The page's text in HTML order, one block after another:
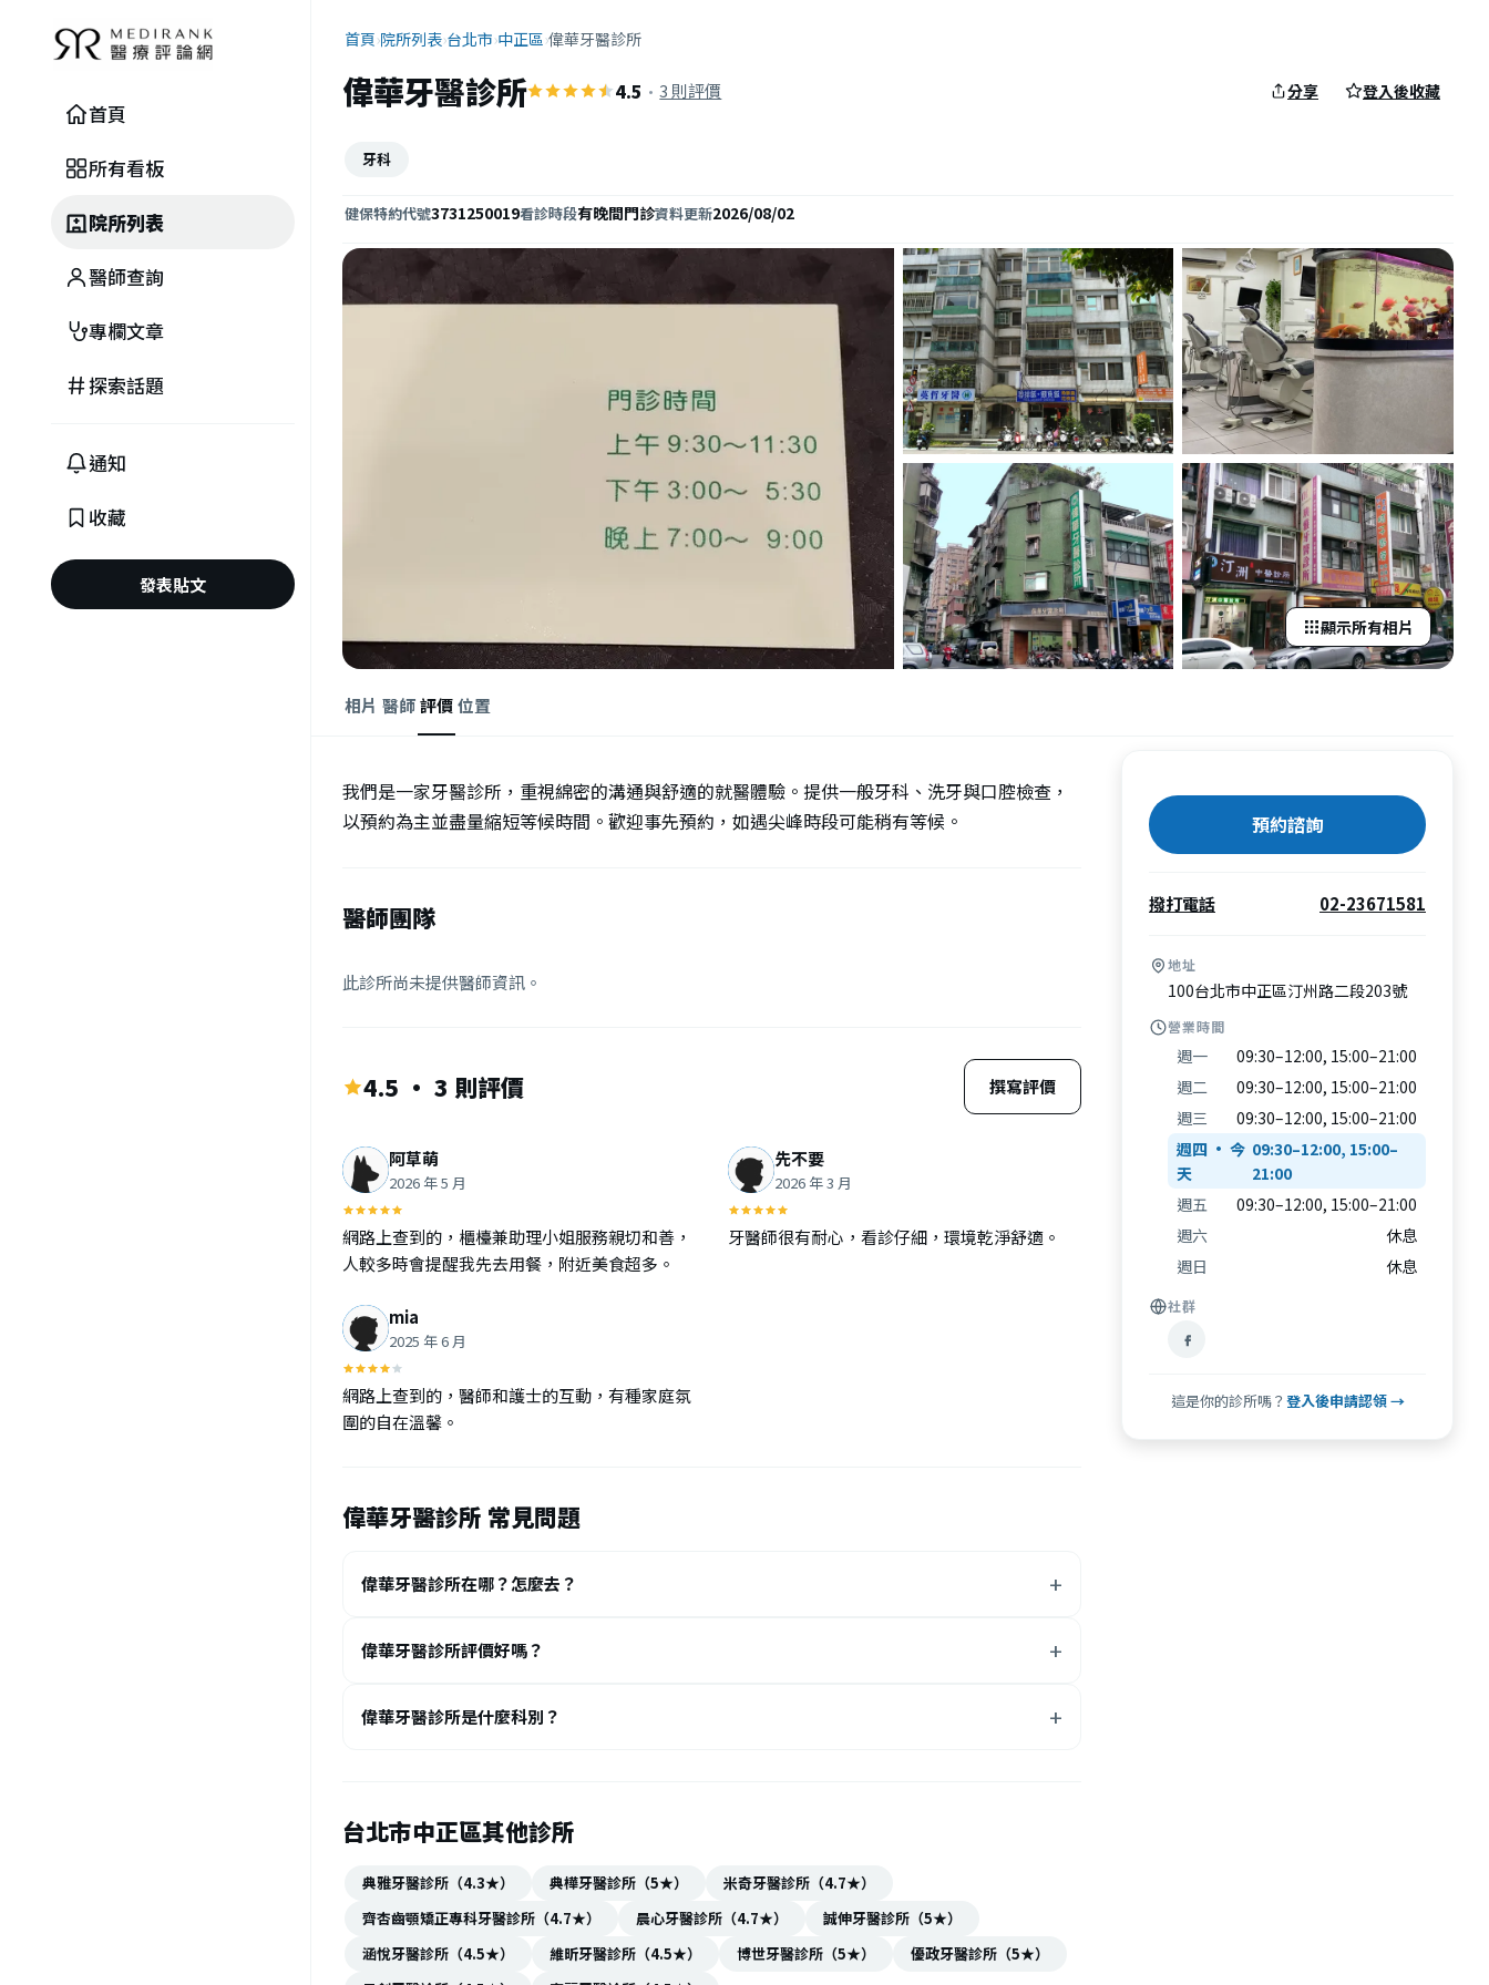
首頁
所有看板
院所列表
醫師查詢
專欄文章
探索話題
通知
收藏
發表貼文
首頁›院所列表›台北市›中正區›偉華牙醫診所
偉華牙醫診所 4.5 ·3 則評價 分享 登入後收藏
牙科
健保特約代號3731250019看診時段有晚間門診資料更新2026/08/02
顯示所有相片
相片 醫師評價位置
我們是一家牙醫診所，重視綿密的溝通與舒適的就醫體驗。提供一般牙科、洗牙與口腔檢查，
以預約為主並盡量縮短等候時間。歡迎事先預約，如遇尖峰時段可能稍有等候。
醫師團隊
此診所尚未提供醫師資訊。
4.5 · 3 則評價 撰寫評價
阿草萌
2026 年 5 月
網路上查到的，櫃檯兼助理小姐服務親切和善，
人較多時會提醒我先去用餐，附近美食超多。
先不要
2026 年 3 月
牙醫師很有耐心，看診仔細，環境乾淨舒適。
mia
2025 年 6 月
網路上查到的，醫師和護士的互動，有種家庭氛
圍的自在溫馨。
偉華牙醫診所 常見問題
偉華牙醫診所在哪？怎麼去？
偉華牙醫診所評價好嗎？
偉華牙醫診所是什麼科別？
台北市中正區其他診所
典雅牙醫診所（4.3★） 典樺牙醫診所（5★）
米奇牙醫診所（4.7★）
齊杏齒顎矯正專科牙醫診所（4.7★）
晨心牙醫診所（4.7★）
誠伸牙醫診所（5★）
涵悅牙醫診所（4.5★）
維昕牙醫診所（4.5★） 博世牙醫診所（5★）
優政牙醫診所（5★）
預約諮詢
撥打電話 02-23671581
地址
100台北市中正區汀州路二段203號
營業時間
週一
09:30–12:00, 15:00–21:00
週二
09:30–12:00, 15:00–21:00
週三
09:30–12:00, 15:00–21:00
週四
09:30–12:00, 15:00–
21:00
週五
09:30–12:00, 15:00–21:00
週六
休息
週日
休息
社群
這是你的診所嗎？ 登入後申請認領 →